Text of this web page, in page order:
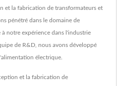
et la fabrication de transformateurs et
pénétré dans le domaine de
notre expérience dans l'industrie
de R&D, nous avons développé
électrique.
et la fabrication de